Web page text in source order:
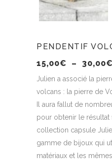
PENDENTIF
15,00€ – 30,00€
Julien a associé la
volcans : la pierre de
Il aura fallut de
pour obtenir le résultat
collection capsule
gamme de bijoux qui
matériaux et les